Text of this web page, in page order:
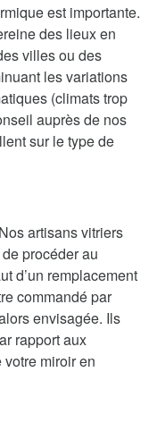
est importante.
des lieux en
villes ou des
les variations
(climats trop
auprès de nos
sur le type de
artisans vitriers
procéder au
d’un remplacement
commandé par
envisagée. Ils
rapport aux
miroir en